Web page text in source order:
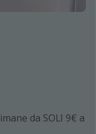
da SOLI 9€ a